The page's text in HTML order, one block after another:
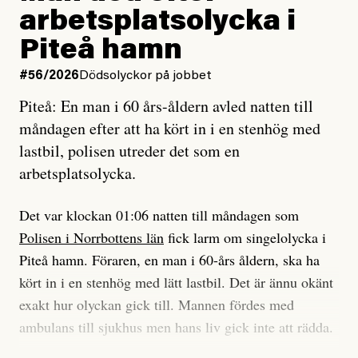
Vad betyder det att vara en röd, grön och oberoende
tidning?
Vad är bra journalistik?
Ett försök till korta svar som jag hoppas kan förtydliga
för Kuhn och Sassarinis-McGowan och andra hur jag
som chefredaktör ser på Dagens ETC:s uppdrag och
roll.
Vi skriver för våra läsare som vill bli informerade,
överraskade, bekräftade, utmanade – och som kräver
att vi granskar allt och alla.
Vi är som sagt en röd, grön och oberoende tidning.
Det betyder en annan journalistik än vad du hittar i
enligt uråldrig metod
och lade min sista ungdom
på att laga en gammal bod.
Jag sökte ljuset och meningen,
efter det som var rent, rätt och sant,
och aldrig såg jag det klarare än
när jag ombord på bussen hjälpte en tant.
#23/2026Intervjun
Jesper Lundby: ”Livet i sig
är ganska politiskt”
arbetsplatsolycka i
Piteå hamn
#56/2026 Dödsolyckor på jobbet
Piteå: En man i 60 års-åldern avled natten till
måndagen efter att ha kört in i en stenhög med
lastbil, polisen utreder det som en
arbetsplatsolycka.
Det var klockan 01:06 natten till måndagen som
Polisen i Norrbottens län fick larm om singelolycka i
Piteå hamn. Föraren, en man i 60-års åldern, ska ha
kört in i en stenhög med lätt lastbil. Det är ännu okänt
exakt hur olyckan gick till. Mannen fördes med
ambulans till sjukhus men hans liv gick inte att rädda.